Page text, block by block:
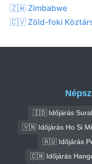
🇿🇼 Zimbabwe
🇨🇻 Zöld-foki
🇮🇩 Időjárás
🇻🇳 Időjárás Ho Si
🇦🇺 Időjárás
🇨🇳 Időjárás